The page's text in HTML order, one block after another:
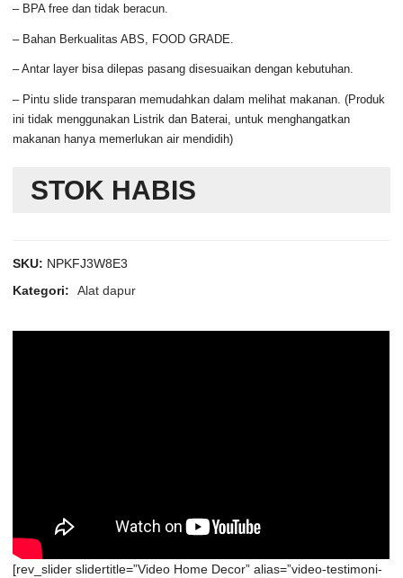
– BPA free dan tidak beracun.
– Bahan Berkualitas ABS, FOOD GRADE.
– Antar layer bisa dilepas pasang disesuaikan dengan kebutuhan.
– Pintu slide transparan memudahkan dalam melihat makanan. (Produk
ini tidak menggunakan Listrik dan Baterai, untuk menghangatkan
makanan hanya memerlukan air mendidih)
STOK HABIS
SKU: NPKFJ3W8E3
Kategori:
Alat dapur
[rev_slider slidertitle=”Video Home Decor” alias=”video-testimoni-